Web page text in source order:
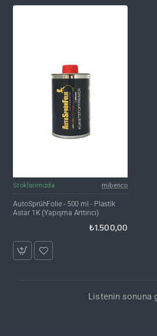
Kargo Bedava
Stoklarımızda mibenco
AutoSprühFolie - 500 ml - Plastik
Astar 1K (Yapışma Arttırıcı)
₺1.500,00
Listenin sonuna